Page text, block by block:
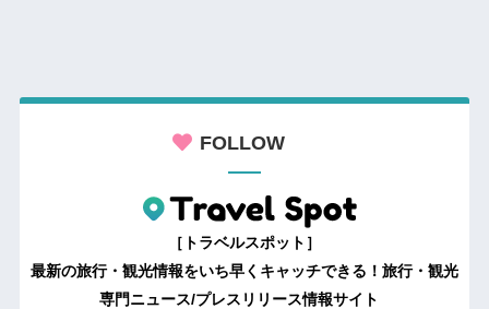
FOLLOW
［トラベルスポット］
最新の旅行・観光情報をいち早くキャッチできる！旅行・観光
専門ニュース/プレスリリース情報サイト